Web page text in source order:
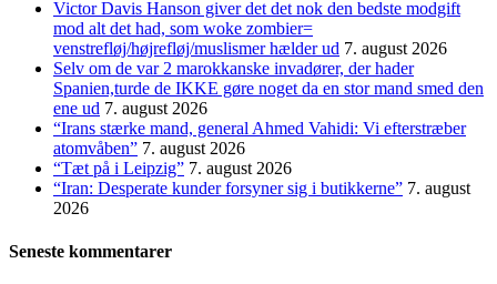
Victor Davis Hanson giver det det nok den bedste modgift
mod alt det had, som woke zombier=
venstrefløj/højrefløj/muslismer hælder ud 7. august 2026
Selv om de var 2 marokkanske invadører, der hader
Spanien,turde de IKKE gøre noget da en stor mand smed den
ene ud 7. august 2026
“Irans stærke mand, general Ahmed Vahidi: Vi efterstræber
atomvåben” 7. august 2026
“Tæt på i Leipzig” 7. august 2026
“Iran: Desperate kunder forsyner sig i butikkerne” 7. august
2026
Seneste kommentarer